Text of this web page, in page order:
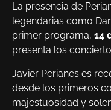
La presencia de
legendarias como
primer programa, 14
presenta los
Javier Perianes es
desde los primeros
majestuosidad y